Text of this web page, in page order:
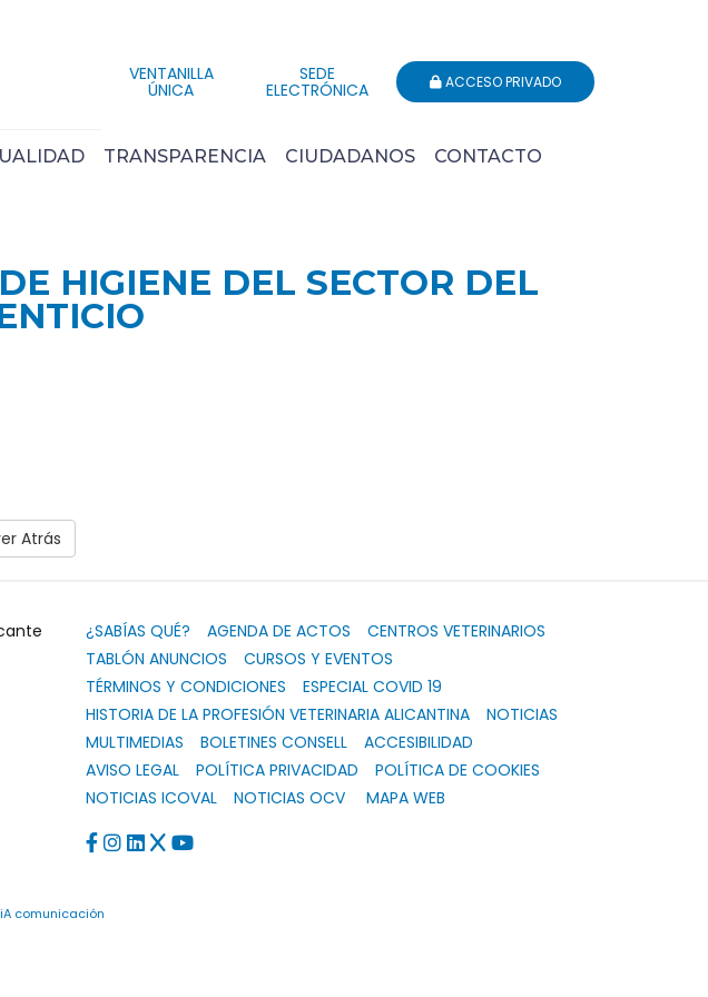
VENTANILLA
ÚNICA
SEDE
ELECTRÓNICA ACCESO PRIVADO
TRANSPARENCIA CIUDADANOS CONTACTO
HIGIENE DEL SECTOR DEL
Atrás
¿SABÍAS QUÉ? AGENDA DE ACTOS
CENTROS VETERINARIOS
TABLÓN ANUNCIOS
CURSOS Y EVENTOS
TÉRMINOS Y CONDICIONES
ESPECIAL COVID 19
HISTORIA DE LA PROFESIÓN VETERINARIA ALICANTINA
NOTICIAS
MULTIMEDIAS
BOLETINES CONSELL
ACCESIBILIDAD
AVISO LEGAL
POLÍTICA PRIVACIDAD
POLÍTICA DE COOKIES
NOTICIAS ICOVAL
NOTICIAS OCV MAPA WEB
comunicación